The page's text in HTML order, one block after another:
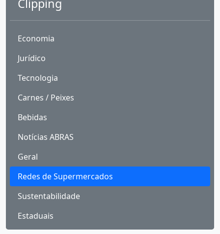
Clipping
Economia
Jurídico
Tecnologia
Carnes / Peixes
Bebidas
Notícias ABRAS
Geral
Redes de Supermercados
Sustentabilidade
Estaduais